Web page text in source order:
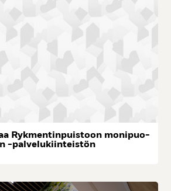
Ryk­men­tin­puis­toon mo­ni­puo­
-pal­ve­lu­kiin­teis­tön